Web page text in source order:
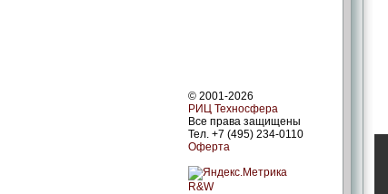
© 2001-2026
РИЦ Техносфера
Все права защищены
Тел. +7 (495) 234-0110
Оферта
R&W